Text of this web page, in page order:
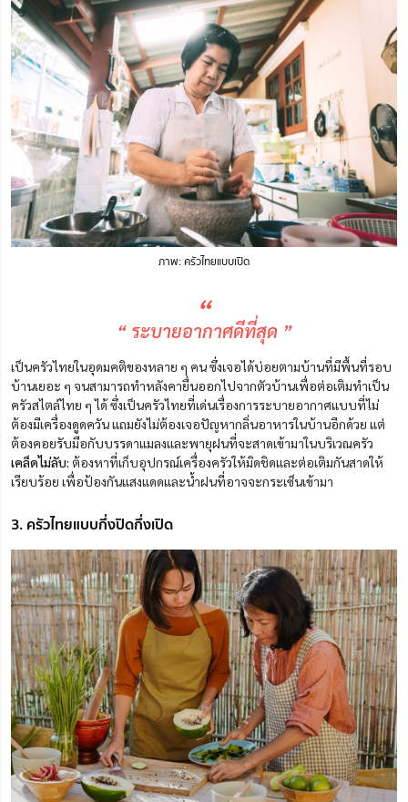
ภาพ: ครัวไทยแบบเปิด
“
“ ระบายอากาศดีที่สุด ”
เป็นครัวไทยในอุดมคติของหลาย ๆ คน ซึ่งเจอได้บ่อยตามบ้านที่มีพื้นที่รอบ
บ้านเยอะ ๆ จนสามารถทำหลังคายื่นออกไปจากตัวบ้านเพื่อต่อเติมทำเป็น
ครัวสไตล์ไทย ๆ ได้ ซึ่งเป็นครัวไทยที่เด่นเรื่องการระบายอากาศแบบที่ไม่
ต้องมีเครื่องดูดควัน แถมยังไม่ต้องเจอปัญหากลิ่นอาหารในบ้านอีกด้วย แต่
ต้องคอยรับมือกับบรรดาแมลงและพายุฝนที่จะสาดเข้ามาในบริเวณครัว
เคล็ดไม่ลับ: ต้องหาที่เก็บอุปกรณ์เครื่องครัวให้มิดชิดและต่อเติมกันสาดให้
เรียบร้อย เพื่อป้องกันแสงแดดและน้ำฝนที่อาจจะกระเซ็นเข้ามา
3. ครัวไทยแบบกึ่งปิดกึ่งเปิด